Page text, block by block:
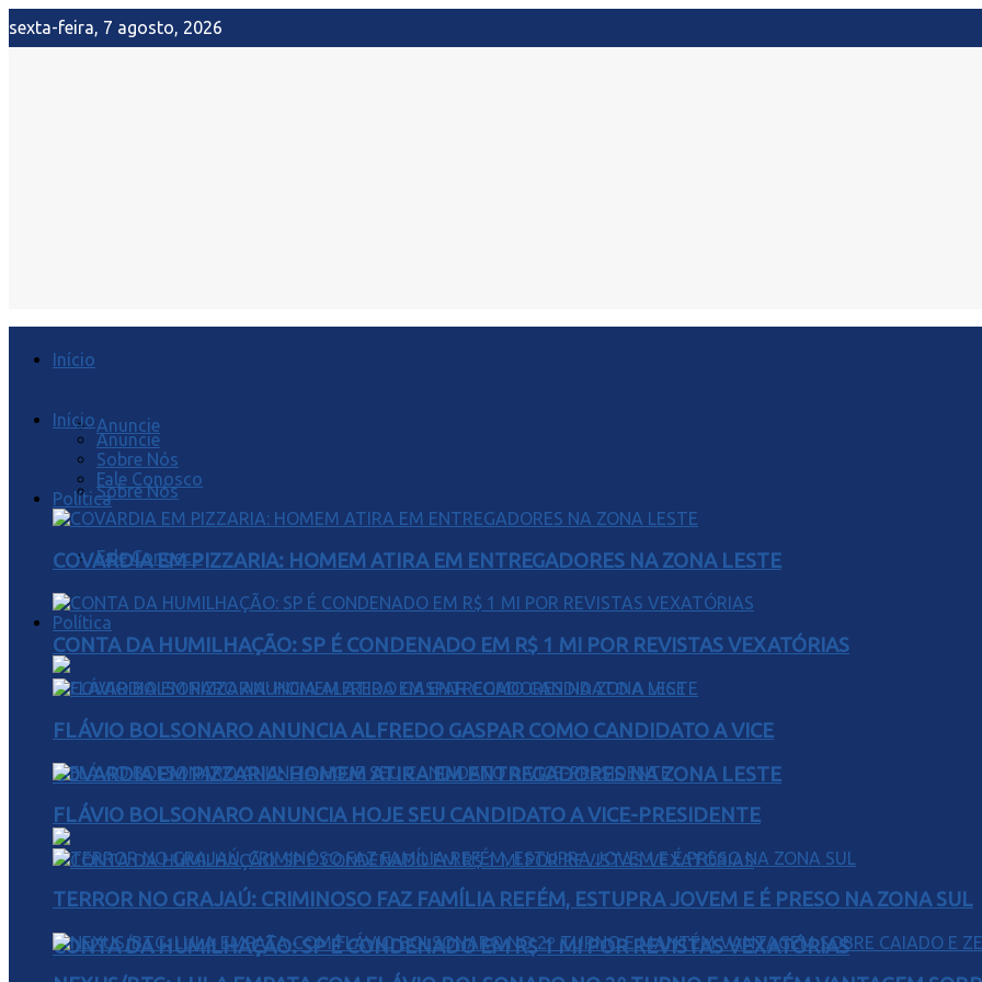
sexta-feira, 7 agosto, 2026
Início
Anuncie
Sobre Nós
Fale Conosco
Política
COVARDIA EM PIZZARIA: HOMEM ATIRA EM ENTREGADORES NA ZONA LESTE
CONTA DA HUMILHAÇÃO: SP É CONDENADO EM R$ 1 MI POR REVISTAS VEXATÓRIAS
Início
Anuncie
Sobre Nós
Fale Conosco
Política
COVARDIA EM PIZZARIA: HOMEM ATIRA EM ENTREGADORES NA ZONA LESTE
CONTA DA HUMILHAÇÃO: SP É CONDENADO EM R$ 1 MI POR REVISTAS VEXATÓRIAS
FLÁVIO BOLSONARO ANUNCIA ALFREDO GASPAR COMO CANDIDATO A VICE
FLÁVIO BOLSONARO ANUNCIA HOJE SEU CANDIDATO A VICE-PRESIDENTE
TERROR NO GRAJAÚ: CRIMINOSO FAZ FAMÍLIA REFÉM, ESTUPRA JOVEM E É PRESO NA ZONA SUL